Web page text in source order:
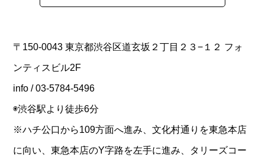
〒150-0043 東京都渋谷区道玄坂２丁目２３−１２ フォ
ンティスビル2F
info / 03-5784-5496
◉渋谷駅より徒歩6分
※ハチ公口から109方面へ進み、文化村通りを東急本店
に向い、東急本店のY字路を左手に進み、タリーズコー